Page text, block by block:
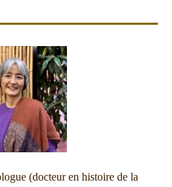
(docteur en histoire de la